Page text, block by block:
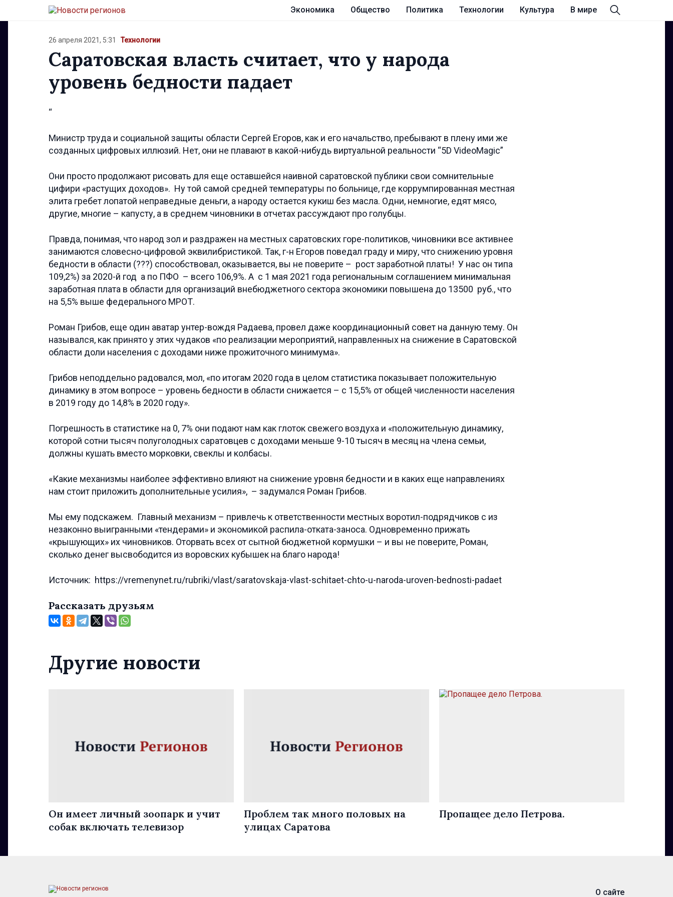
Экономика Общество Политика Технологии Культура В мире
26 апреля 2021, 5:31 Технологии
Саратовская власть считает, что у народа
уровень бедности падает
“
Министр труда и социальной защиты области Сергей Егоров, как и его начальство, пребывают в плену ими же
созданных цифровых иллюзий. Нет, они не плавают в какой-нибудь виртуальной реальности “5D VideoMagic”
Они просто продолжают рисовать для еще оставшейся наивной саратовской публики свои сомнительные
цифири «растущих доходов». Ну той самой средней температуры по больнице, где коррумпированная местная
элита гребет лопатой неправедные деньги, а народу остается кукиш без масла. Одни, немногие, едят мясо,
другие, многие – капусту, а в среднем чиновники в отчетах рассуждают про голубцы.
Правда, понимая, что народ зол и раздражен на местных саратовских горе-политиков, чиновники все активнее
занимаются словесно-цифровой эквилибристикой. Так, г-н Егоров поведал граду и миру, что снижению уровня
бедности в области (???) способствовал, оказывается, вы не поверите – рост заработной платы! У нас он типа
109,2%) за 2020-й год а по ПФО – всего 106,9%. А с 1 мая 2021 года региональным соглашением минимальная
заработная плата в области для организаций внебюджетного сектора экономики повышена до 13500 руб., что
на 5,5% выше федерального МРОТ.
Роман Грибов, еще один аватар унтер-вождя Радаева, провел даже координационный совет на данную тему. Он
назывался, как принято у этих чудаков «по реализации мероприятий, направленных на снижение в Саратовской
области доли населения с доходами ниже прожиточного минимума».
Грибов неподдельно радовался, мол, «по итогам 2020 года в целом статистика показывает положительную
динамику в этом вопросе – уровень бедности в области снижается – с 15,5% от общей численности населения
в 2019 году до 14,8% в 2020 году».
Погрешность в статистике на 0, 7% они подают нам как глоток свежего воздуха и «положительную динамику,
которой сотни тысяч полуголодных саратовцев с доходами меньше 9-10 тысяч в месяц на члена семьи,
должны кушать вместо морковки, свеклы и колбасы.
«Какие механизмы наиболее эффективно влияют на снижение уровня бедности и в каких еще направлениях
нам стоит приложить дополнительные усилия», – задумался Роман Грибов.
Мы ему подскажем. Главный механизм – привлечь к ответственности местных воротил-подрядчиков с из
незаконно выигранными «тендерами» и экономикой распила-отката-заноса. Одновременно прижать
«крышующих» их чиновников. Оторвать всех от сытной бюджетной кормушки – и вы не поверите, Роман,
сколько денег высвободится из воровских кубышек на благо народа!
Источник: https://vremenynet.ru/rubriki/vlast/saratovskaja-vlast-schitaet-chto-u-naroda-uroven-bednosti-padaet
Рассказать друзьям
Другие новости
Он имеет личный зоопарк и учит
собак включать телевизор
Проблем так много половых на
улицах Саратова
Пропащее дело Петрова.
О сайте